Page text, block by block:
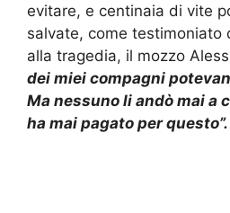
evitare, e centinaia di vite
salvate, come testimoniato
alla tragedia, il mozzo
dei miei compagni
Ma nessuno li andò mai a
ha mai pagato per questo”.